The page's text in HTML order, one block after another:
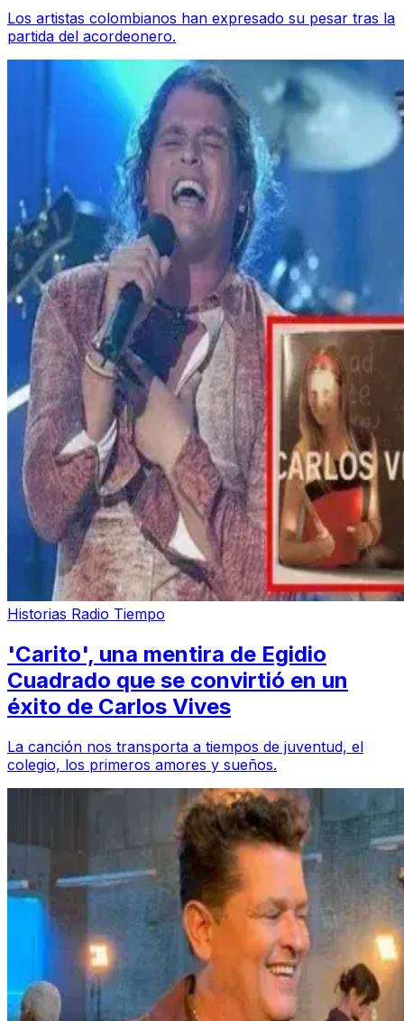
Los artistas colombianos han expresado su pesar tras la
partida del acordeonero.
Historias Radio Tiempo
'Carito', una mentira de Egidio
Cuadrado que se convirtió en un
éxito de Carlos Vives
La canción nos transporta a tiempos de juventud, el
colegio, los primeros amores y sueños.